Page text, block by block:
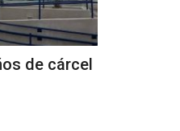
de cárcel